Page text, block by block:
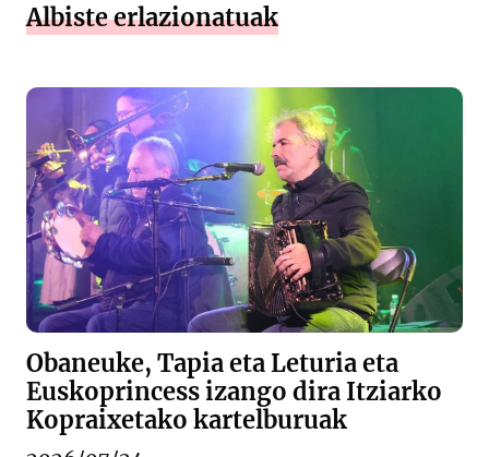
Albiste erlazionatuak
Obaneuke, Tapia eta Leturia eta
Euskoprincess izango dira Itziarko
Kopraixetako kartelburuak